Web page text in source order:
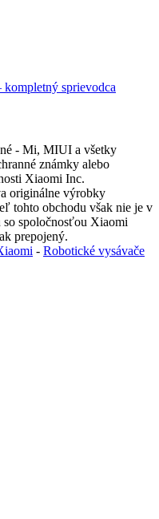
sprievodca
- Mi, MIUI a všetky
známky alebo
Xiaomi Inc.
originálne výrobky
tohto obchodu však nie je v
spoločnosťou Xiaomi
prepojený.
- Robotické vysávače